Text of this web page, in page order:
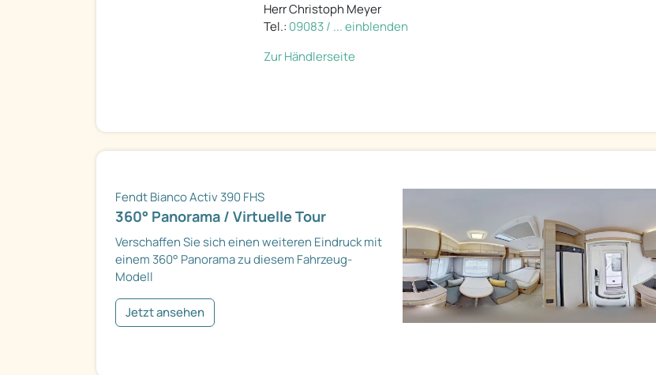
Herr Christoph Meyer
Tel.: 09083 / ... einblenden
Zur Händlerseite
Fendt Bianco Activ 390 FHS
360° Panorama / Virtuelle Tour
Verschaffen Sie sich einen weiteren Eindruck mit
einem 360° Panorama zu diesem Fahrzeug-
Modell
Jetzt ansehen